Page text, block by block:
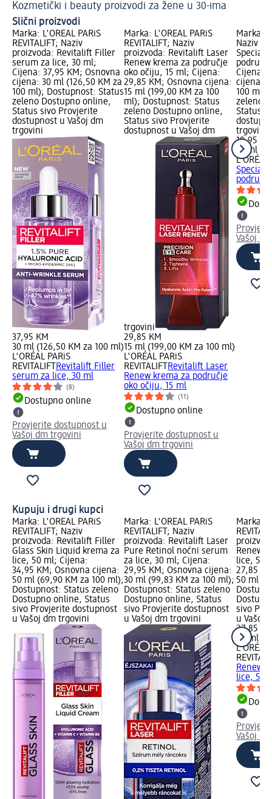
Kozmetički i beauty proizvodi za žene u 30-ima
Slični proizvodi
Marka: L'ORÉAL PARiS
REVITALIFT; Naziv
proizvoda: Revitalift Filler
serum za lice, 30 ml;
Cijena: 37,95 KM; Osnovna
cijena: 30 ml (126,50 KM za
100 ml); Dostupnost: Status
zeleno Dostupno online,
Status sivo Provjerite
dostupnost u Vašoj dm
trgovini
37,95 KM
30 ml (126,50 KM za 100 ml)
L'ORÉAL PARiS
REVITALIFT
Revitalift Filler
serum za lice, 30 ml
(8)
Dostupno online
Provjerite dostupnost u
Vašoj dm trgovini
Marka: L'ORÉAL PARiS
REVITALIFT; Naziv
proizvoda: Revitalift Laser
Renew krema za područje
oko očiju, 15 ml; Cijena:
29,85 KM; Osnovna cijena:
15 ml (199,00 KM za 100
ml); Dostupnost: Status
zeleno Dostupno online,
Status sivo Provjerite
dostupnost u Vašoj dm
trgovini
29,85 KM
15 ml (199,00 KM za 100 ml)
L'ORÉAL PARiS
REVITALIFT
Revitalift Laser
Renew krema za područje
oko očiju, 15 ml
(11)
Dostupno online
Provjerite dostupnost u
Vašoj dm trgovini
Marka:
Naziv
Cijena:
cijena:
100 ml);
zeleno
Status
trgovini
19,95 KM
15 ml
L'ORÉAL
Vašoj
Kupuju i drugi kupci
Marka: L'ORÉAL PARiS
REVITALIFT; Naziv
proizvoda: Revitalift Filler
Glass Skin Liquid krema za
lice, 50 ml; Cijena:
34,95 KM; Osnovna cijena:
50 ml (69,90 KM za 100 ml);
Dostupnost: Status zeleno
Dostupno online, Status
sivo Provjerite dostupnost
u Vašoj dm trgovini
Marka: L'ORÉAL PARiS
REVITALIFT; Naziv
proizvoda: Revitalift Laser
Pure Retinol noćni serum
za lice, 30 ml; Cijena:
29,95 KM; Osnovna cijena:
30 ml (99,83 KM za 100 ml);
Dostupnost: Status zeleno
Dostupno online, Status
sivo Provjerite dostupnost
u Vašoj dm trgovini
Marka:
Renew
lice, 50
27,85
50 ml
sivo
u Vašoj
27,85
50 ml
L'ORÉAL
Renew
lice, 50
Vašoj